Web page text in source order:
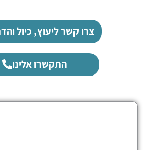
צרו קשר ליעוץ, כיול
התקשרו אלינו